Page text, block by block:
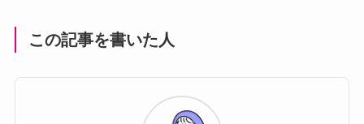
この記事を書いた人